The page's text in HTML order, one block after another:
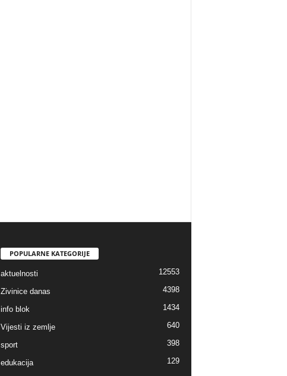
POPULARNE KATEGORIJE
aktuelnosti 12553
Zivinice danas 4398
info blok 1434
Vijesti iz zemlje 640
sport 398
edukacija 129